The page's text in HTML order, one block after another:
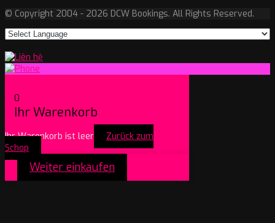
© Copyright 2004 - 2026 DCW Bookings. All Rights Reserved.
0
Ihr Warenkorb
Ihr Warenkorb ist leer
Zurück zum
Schop
Weiter einkaufen